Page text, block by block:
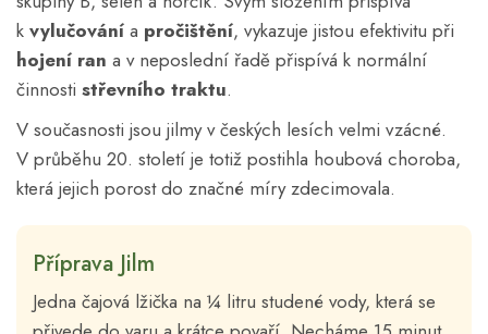
k vylučování a pročištění, vykazuje jistou efektivitu při
hojení ran a v neposlední řadě přispívá k normální
činnosti střevního traktu.
V současnosti jsou jilmy v českých lesích velmi vzácné.
V průběhu 20. století je totiž postihla houbová choroba,
která jejich porost do značné míry zdecimovala.
Příprava Jilm
Jedna čajová lžička na ¼ litru studené vody, která se